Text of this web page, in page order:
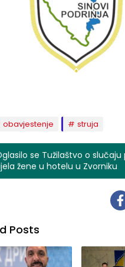
obavjestenje struja
se Tužilaštvo o
žene u hotelu u Zvorniku
Posts